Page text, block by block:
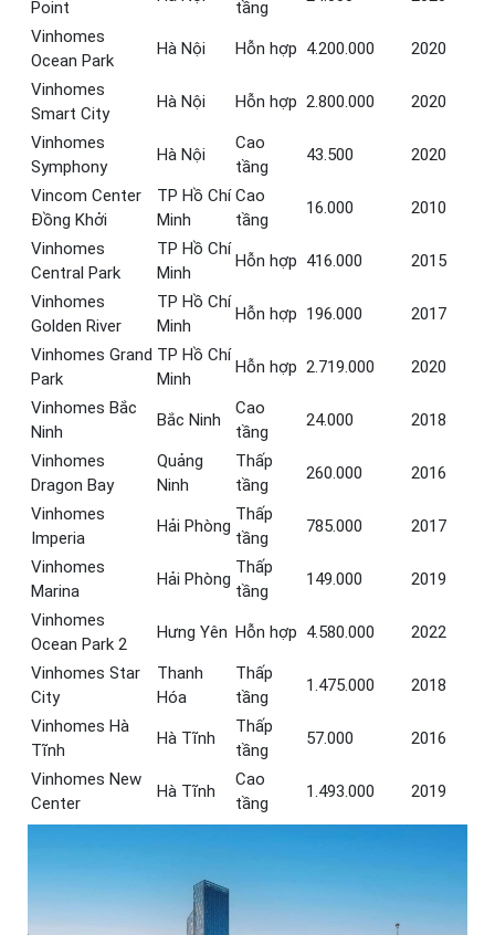
Point tầng
Vinhomes
Ocean Park
Hà Nội Hỗn hợp 4.200.000 2020
Vinhomes
Smart City
Hà Nội Hỗn hợp 2.800.000 2020
Vinhomes
Symphony
Hà Nội
Cao
tầng
43.500 2020
Vincom Center
Đồng Khởi
TP Hồ Chí
Minh
Cao
tầng
16.000 2010
Vinhomes
Central Park
TP Hồ Chí
Minh
Hỗn hợp 416.000 2015
Vinhomes
Golden River
TP Hồ Chí
Minh
Hỗn hợp 196.000 2017
Vinhomes Grand
Park
TP Hồ Chí
Minh
Hỗn hợp 2.719.000 2020
Vinhomes Bắc
Ninh
Bắc Ninh
Cao
tầng
24.000 2018
Vinhomes
Dragon Bay
Quảng
Ninh
Thấp
tầng
260.000 2016
Vinhomes
Imperia
Hải Phòng
Thấp
tầng
785.000 2017
Vinhomes
Marina
Hải Phòng
Thấp
tầng
149.000 2019
Vinhomes
Ocean Park 2
Hưng Yên Hỗn hợp 4.580.000 2022
Vinhomes Star
City
Thanh
Hóa
Thấp
tầng
1.475.000 2018
Vinhomes Hà
Tĩnh
Hà Tĩnh
Thấp
tầng
57.000 2016
Vinhomes New
Center
Hà Tĩnh
Cao
tầng
1.493.000 2019